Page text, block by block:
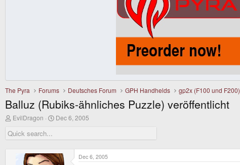
The Pyra Forums Deutsches Forum GPH Handhelds gp2x (F100 und F200)
Balluz (Rubiks-ähnliches Puzzle) veröffentlicht
T
r
e
EvilDragon
S
r
d
a
Dec 6, 2005
Dec 6, 2005